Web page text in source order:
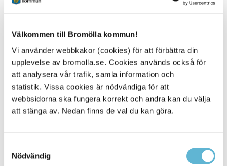
Välkommen till Bromölla kommun!
Vi använder webbkakor (cookies) för att förbättra din
upplevelse av bromolla.se. Cookies används också för
att analysera vår trafik, samla information och
statistik. Vissa cookies är nödvändiga för att
webbsidorna ska fungera korrekt och andra kan du välja
att stänga av. Nedan finns de val du kan göra.
Nödvändig
Onsdag 13 maj 15-2
Fredag 15 maj 15-21
SNOKA bibliotek
Simhallen
Onsdag 13 maj 15-17.30